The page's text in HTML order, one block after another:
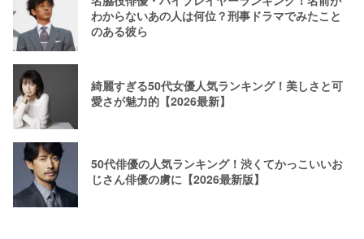
わからないあの人は何位？刑事ドラマでみたこと
のある彼ら
綺麗すぎる50代女優人気ランキング！美しさと可
愛さが魅力的【2026最新】
50代俳優の人気ランキング！渋くてかっこいいお
じさん俳優の虜に【2026最新版】